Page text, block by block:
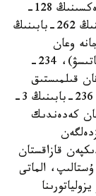
- 5 - تامىزدا قىلمىستىق- پروتسەستىك كودەكسىنىڭ 128-
132-باپتارىنا سايكەس، قىلمىستىق كودەكسىنىڭ 262-بابىنىڭ
وعان
باسشىلىق ەتۋ، سونداي-اق ونىڭ قىزمەتىنە قاتىسۋ)، 234-
قىلمىستىق
توپ جاساعان ەكونوميكالىق كونتراباندا) جانە 236-بابىنىڭ 3-
كەدەندىك
قازاقستان
الماتى